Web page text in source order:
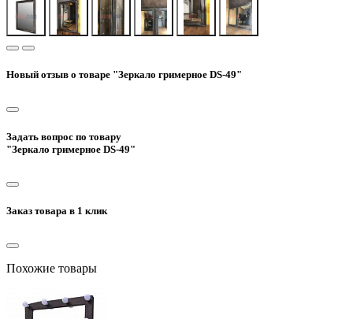
Новый отзыв о товаре "Зеркало гримерное DS-49"
Задать вопрос по товару
"Зеркало гримерное DS-49"
Заказ товара в 1 клик
Похожие товары